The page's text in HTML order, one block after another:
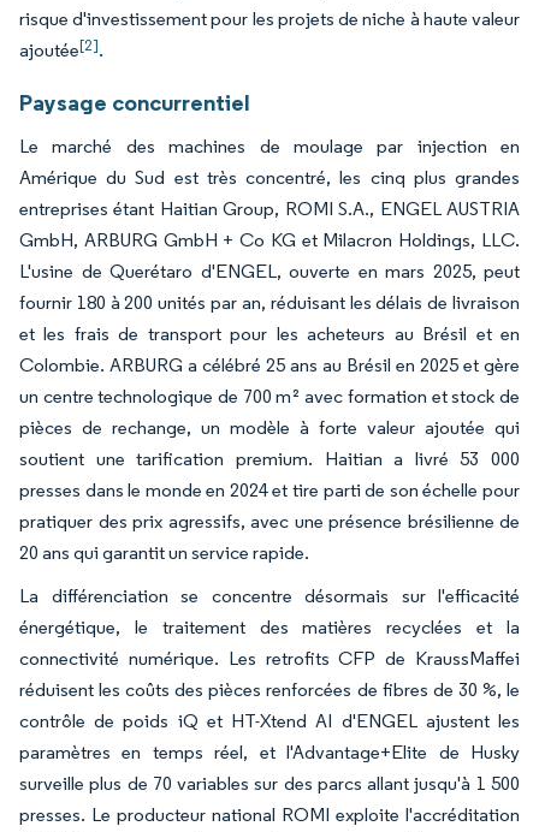
risque d'investissement pour les projets de niche à haute valeur
ajoutée[2].
Paysage concurrentiel
Le marché des machines de moulage par injection en
Amérique du Sud est très concentré, les cinq plus grandes
entreprises étant Haitian Group, ROMI S.A., ENGEL AUSTRIA
GmbH, ARBURG GmbH + Co KG et Milacron Holdings, LLC.
L'usine de Querétaro d'ENGEL, ouverte en mars 2025, peut
fournir 180 à 200 unités par an, réduisant les délais de livraison
et les frais de transport pour les acheteurs au Brésil et en
Colombie. ARBURG a célébré 25 ans au Brésil en 2025 et gère
un centre technologique de 700 m² avec formation et stock de
pièces de rechange, un modèle à forte valeur ajoutée qui
soutient une tarification premium. Haitian a livré 53 000
presses dans le monde en 2024 et tire parti de son échelle pour
pratiquer des prix agressifs, avec une présence brésilienne de
20 ans qui garantit un service rapide.
La différenciation se concentre désormais sur l'efficacité
énergétique, le traitement des matières recyclées et la
connectivité numérique. Les retrofits CFP de KraussMaffei
réduisent les coûts des pièces renforcées de fibres de 30 %, le
contrôle de poids iQ et HT-Xtend AI d'ENGEL ajustent les
paramètres en temps réel, et l'Advantage+Elite de Husky
surveille plus de 70 variables sur des parcs allant jusqu'à 1 500
presses. Le producteur national ROMI exploite l'accréditation